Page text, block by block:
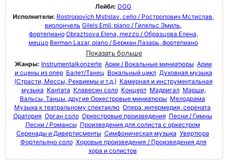
Лейбл: DGG
Исполнители: Rostropovich Mstislav, cello / Ростропович Мстислав,
виолончель Gilels Emil, piano / Гилельс Эмиль,
фортепиано Obraztsova Elena, mezzo / Образцова Елена,
меццо Berman Lazar, piano / Берман Лазарь, фортепиано
Показать больше
Жанры: Instrumentalkonzerte Арии / Вокальные миниатюры Арии
и сцены из опер Балет/Танец Вокальный цикл Духовная музыка
(Страсти, Мессы, Реквиемы и т.д.) Камерная и инструментальная
музыка Кантата Клавесин соло Концерт Мадригал Марши,
Вальсы, Танцы, другие Оркестровые миниатюры Мелодрама
Музыка к театральному спектаклю Опера, интермедия, серената
Оратория Орган соло Оркестровые произведения Песни / Гимны
Песни / Романсы Произведения для солиста с оркестром
Серенады и Дивертисменты Симфоническая музыка Увертюра
Фортепьяно соло Хоровые произведения / Произведения для
хора и солистов